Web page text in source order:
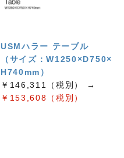
USMハラー テーブル
（サイズ：W1250×D750×
H740mm）
￥146,311（税別） →
￥153,608（税別）